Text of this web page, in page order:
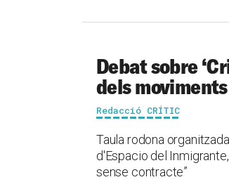
Debat sobre
dels
Redacció CRÍTIC
Taula rodona
d'Espacio del
sense contracte”